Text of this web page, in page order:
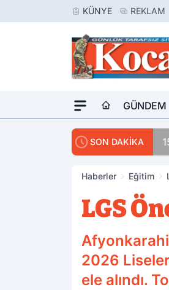
KÜNYE REKLAM
GÜNDEM
SON DAKİKA
Haberler Eğitim
LGS
2026
ele alındı.